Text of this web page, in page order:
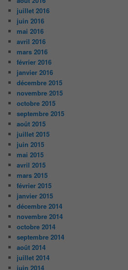
juillet 2016
juin 2016
mai 2016
avril 2016
mars 2016
février 2016
janvier 2016
décembre 2015
novembre 2015
octobre 2015
septembre 2015
août 2015
juillet 2015
juin 2015
mai 2015
avril 2015
mars 2015
février 2015
janvier 2015
décembre 2014
novembre 2014
octobre 2014
septembre 2014
août 2014
juillet 2014
juin 2014